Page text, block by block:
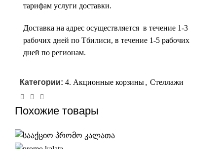
тарифам услуги доставки.
Доставка на адрес осуществляется в течение 1-3
рабочих дней по Тбилиси, в течение 1-5 рабочих
дней по регионам.
Категории: 4. Акционные корзины, Стеллажи
Похожие товары